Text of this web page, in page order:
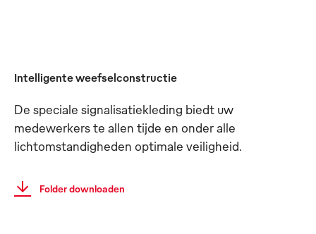
Intelligente weefselconstructie
De speciale signalisatiekleding biedt uw
medewerkers te allen tijde en onder alle
lichtomstandigheden optimale veiligheid.
Folder downloaden